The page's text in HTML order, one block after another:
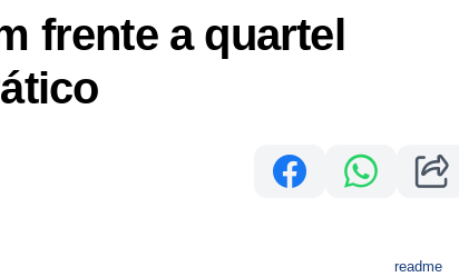
frente a quartel
readme